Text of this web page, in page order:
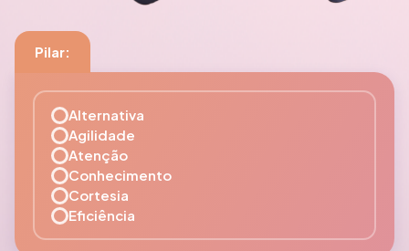
Pilar:
Alternativa
Agilidade
Atenção
Conhecimento
Cortesia
Eficiência